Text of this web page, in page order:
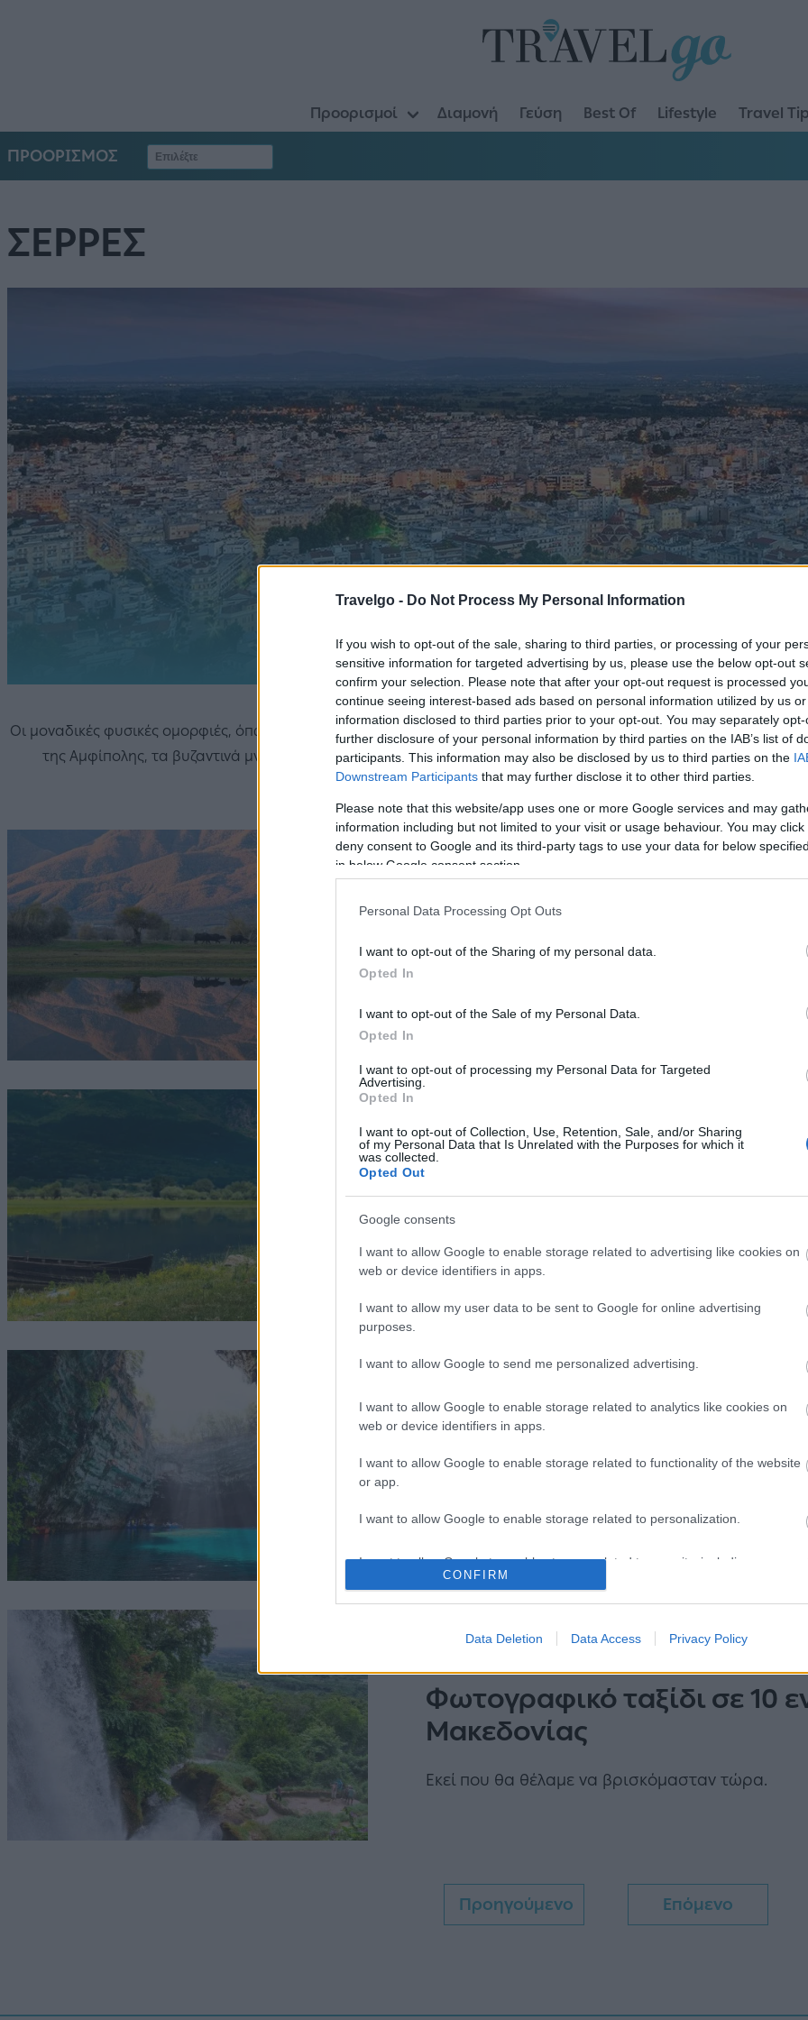
Travelgo - Do Not Process My Personal Information
If you wish to opt-out of the sale, sharing to third parties, or processing of your
sensitive information for targeted advertising by us, please use the below opt-out
confirm your selection. Please note that after your opt-out request is processed
continue seeing interest-based ads based on personal information utilized by us
information disclosed to third parties prior to your opt-out. You may separately
further disclosure of your personal information by third parties on the IAB’s list of
participants. This information may also be disclosed by us to third parties on the
Downstream Participants that may further disclose it to other third parties.
Please note that this website/app uses one or more Google services and may
information including but not limited to your visit or usage behaviour. You may
deny consent to Google and its third-party tags to use your data for below
in below Google consent section.
Personal Data Processing Opt Outs
I want to opt-out of the Sharing of my personal data.
Opted In
I want to opt-out of the Sale of my Personal Data.
Opted In
I want to opt-out of processing my Personal Data for Targeted
Advertising.
Opted In
I want to opt-out of Collection, Use, Retention, Sale, and/or Sharing
of my Personal Data that Is Unrelated with the Purposes for which it
was collected.
Opted Out
Google consents
I want to allow Google to enable storage related to advertising like cookies on
web or device identifiers in apps.
I want to allow my user data to be sent to Google for online advertising
purposes.
I want to allow Google to send me personalized advertising.
I want to allow Google to enable storage related to analytics like cookies on
web or device identifiers in apps.
I want to allow Google to enable storage related to functionality of the website
or app.
I want to allow Google to enable storage related to personalization.
I want to allow Google to enable storage related to security, including
authentication functionality and fraud prevention, and other user protection.
CONFIRM
Data Deletion Data Access Privacy Policy
Προορισμοί Διαμονή Γεύση Best Of Lifestyle Travel
ΠΡΟΟΡΙΣΜΟΣ
ΣΕΡΡΕΣ
Οι μοναδικές φυσικές ομορφιές, όπως σπήλαιο Αλιστράτης, το φαράγγι Αγγίτη, η λίμνη Κερκίνη, το δέλτα
της Αμφίπολης, τα βυζαντινά μνημεία, τα μοναστήρια και οι εκκλησίες, η πλούσια λαογραφική παράδοση, το
τουρισμού προσελκύουν μεγάλο αριθμό επισκεπτών στις Σέρρες όλο
Λίμνη Κερκίνη: Ένας
διακοπές
Η υπέροχη Λίμνη Κερκίνη είναι το υδάτινο
υγρότοπους της Ευρώπης. Ανακαλύψτε έναν
χαλάρωσης αλλά και περιπέτειας όλες τις
Forbes: Ελληνική λίμνη
Μια πανέμορφη ελληνική λίμνη φιγουράρει σε
προτείνει στους αναγνώστες του να
BEST OF
Τα πιο εντυπωσιακά
Ταξίδι στον μαγικό υπόγειο κόσμο των
Φωτογραφικό ταξίδι σε 10
Μακεδονίας
Εκεί που θα θέλαμε να βρισκόμασταν τώρα.
Προηγούμενο Επόμενο